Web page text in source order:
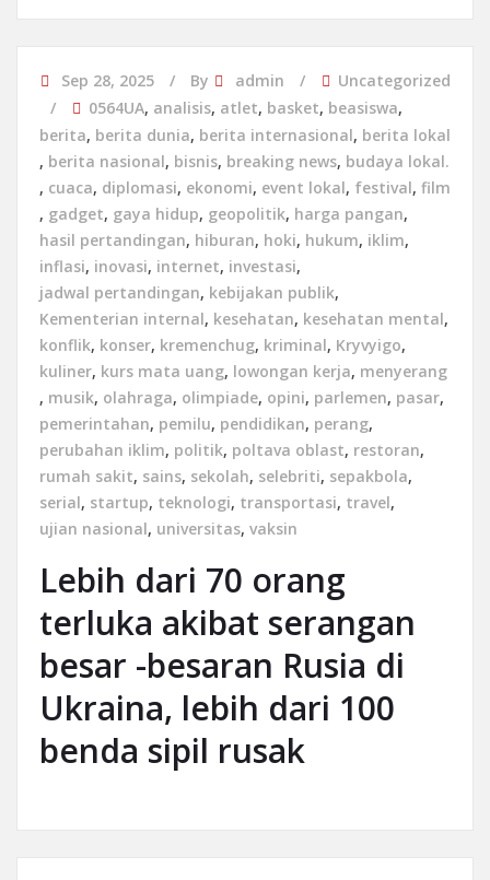
Sep 28, 2025 By admin
Uncategorized
0564UA, analisis, atlet, basket, beasiswa,
berita, berita dunia, berita internasional, berita lokal
, berita nasional, bisnis, breaking news, budaya lokal.
, cuaca, diplomasi, ekonomi, event lokal, festival, film
, gadget, gaya hidup, geopolitik, harga pangan,
hasil pertandingan, hiburan, hoki, hukum, iklim,
inflasi, inovasi, internet, investasi,
jadwal pertandingan, kebijakan publik,
Kementerian internal, kesehatan, kesehatan mental,
konflik, konser, kremenchug, kriminal, Kryvyigo,
kuliner, kurs mata uang, lowongan kerja, menyerang
, musik, olahraga, olimpiade, opini, parlemen, pasar,
pemerintahan, pemilu, pendidikan, perang,
perubahan iklim, politik, poltava oblast, restoran,
rumah sakit, sains, sekolah, selebriti, sepakbola,
serial, startup, teknologi, transportasi, travel,
ujian nasional, universitas, vaksin
Lebih dari 70 orang
terluka akibat serangan
besar -besaran Rusia di
Ukraina, lebih dari 100
benda sipil rusak